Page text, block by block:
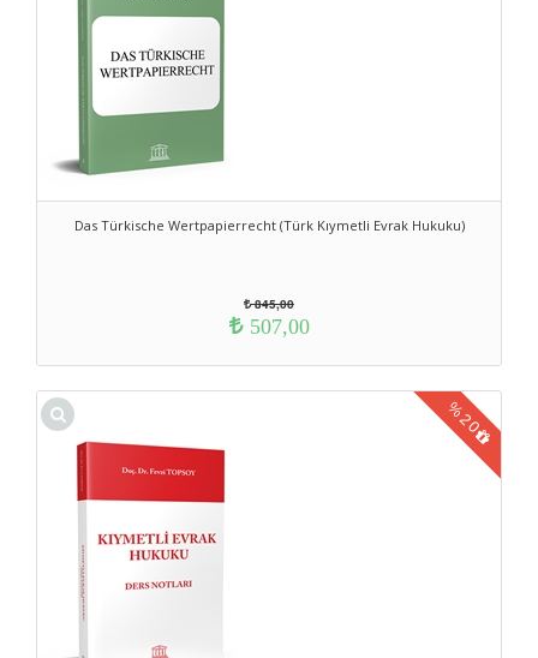
Das Türkische Wertpapierrecht (Türk Kıymetli Evrak Hukuku)
845,00
507,00
%
20